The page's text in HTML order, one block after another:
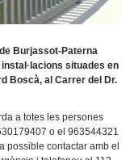
Burjassot-Paterna
situades en
Boscà, al Carrer del Dr.
a totes les persones
o el 963544321
possible contactar amb el